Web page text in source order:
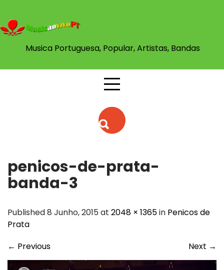
content
Musica Portuguesa, Popular, Artistas, Bandas
penicos-de-prata-
banda-3
Published 8 Junho, 2015 at 2048 × 1365in Penicos de
Prata
← Previous Next →